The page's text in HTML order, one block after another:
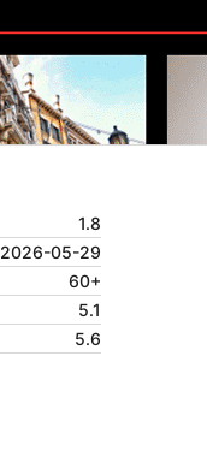
1.8
2026-05-29
60+
5.1
5.6